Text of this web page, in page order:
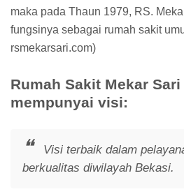
maka pada Thaun 1979, RS.
fungsinya sebagai rumah sakit
rsmekarsari.com)
Rumah Sakit Mekar
mempunyai visi:
Visi terbaik dalam
berkualitas diwilayah Bekasi.